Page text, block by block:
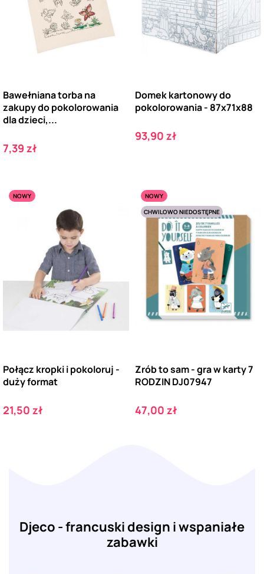
Bawełniana torba na
zakupy do pokolorowania
dla dzieci,...
Cena
7,39 zł
Domek kartonowy do
pokolorowania - 87x71x88
Cena
93,90 zł
NOWY
Połącz kropki i pokoloruj -
duży format
Cena
21,50 zł
NOWY
CHWILOWO NIEDOSTĘPNE
Zrób to sam - gra w karty 7
RODZIN DJ07947
Cena
47,00 zł
Djeco - francuski design i wspaniałe
zabawki